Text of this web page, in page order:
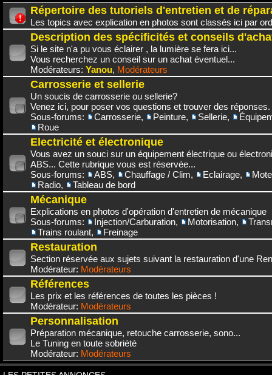
Répertoire des tutoriels d'entretien et de
Les topics avec explication en photos sont classés ici par
Description des spécificités et conseils
Si le site n'a pu vous éclairer , la lumière se fera ici...
Vous recherchez un conseil sur un achat éventuel...
Modérateurs: Yanou, Modérateurs
Carrosserie et sellerie
Un soucis de carrosserie ou sellerie?
Venez ici, pour poser vos questions et trouver des réponses.
Sous-forums:
Carrosserie, Peinture, Sellerie,
Roue
Electricité et électronique
Vous avez un souci sur un équipement électrique ou
ABS... Cette rubrique vous est réservée...
Sous-forums:
ABS, Chauffage / Clim, Eclairage,
Radio, Tableau de bord
Mécanique
Explications en photos d'opération d'entretien de mécanique
Sous-forums:
Injection/Carburation, Motorisation,
Trains roulant, Freinage
Restauration
Section réservée aux sujets suivant la restauration d'une
Modérateur: Modérateurs
Références
Les prix et les références de toutes les pièces !
Modérateur: Modérateurs
Personnalisation
Préparation mécanique, retouche carrosserie, sono...
Le Tuning en toute sobriété
Modérateur: Modérateurs